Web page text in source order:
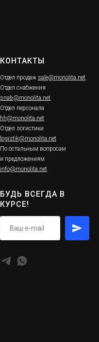
КОНТАКТЫ
Отдел продаж sale@monolita.net
Отдел снабжения
snab@monolita.net
Отдел персонала
hh@monolita.net
Отдел логистики
logistik@monolita.net
По остальным вопросам
и предложениям
info@monolita.net
БУДЬ ВСЕГДА В
КУРСЕ!